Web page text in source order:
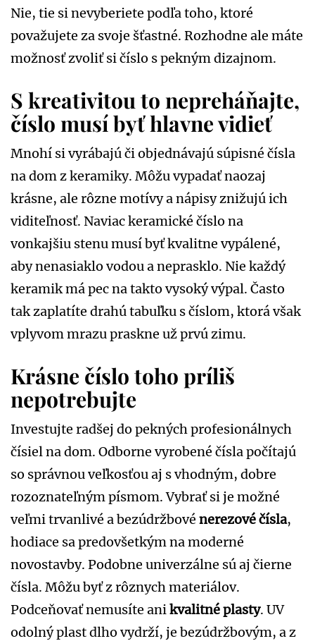
Nie, tie si nevyberiete podľa toho, ktoré
považujete za svoje šťastné. Rozhodne ale máte
možnosť zvoliť si číslo s pekným dizajnom.
S kreativitou to nepreháňajte,
číslo musí byť hlavne vidieť
Mnohí si vyrábajú či objednávajú súpisné čísla
na dom z keramiky. Môžu vypadať naozaj
krásne, ale rôzne motívy a nápisy znižujú ich
viditeľnosť. Naviac keramické číslo na
vonkajšiu stenu musí byť kvalitne vypálené,
aby nenasiaklo vodou a neprasklo. Nie každý
keramik má pec na takto vysoký výpal. Často
tak zaplatíte drahú tabuľku s číslom, ktorá však
vplyvom mrazu praskne už prvú zimu.
Krásne číslo toho príliš
nepotrebujte
Investujte radšej do pekných profesionálnych
čísiel na dom. Odborne vyrobené čísla počítajú
so správnou veľkosťou aj s vhodným, dobre
rozoznateľným písmom. Vybrať si je možné
veľmi trvanlivé a bezúdržbové nerezové čísla,
hodiace sa predovšetkým na moderné
novostavby. Podobne univerzálne sú aj čierne
čísla. Môžu byť z rôznych materiálov.
Podceňovať nemusíte anikvalitné plasty. UV
odolný plast dlho vydrží, je bezúdržbovým, a z